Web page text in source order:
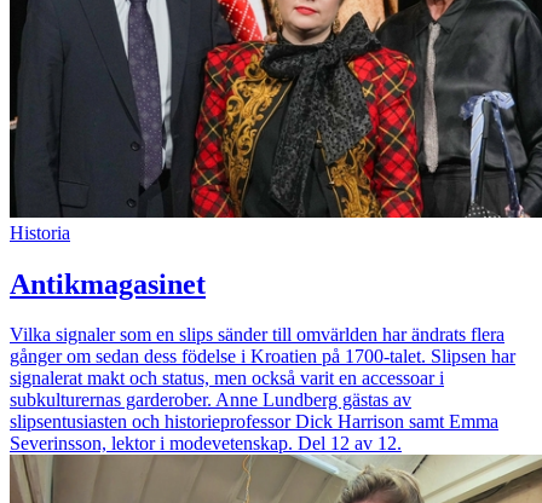
Historia
Antikmagasinet
Vilka signaler som en slips sänder till omvärlden har ändrats flera
gånger om sedan dess födelse i Kroatien på 1700-talet. Slipsen har
signalerat makt och status, men också varit en accessoar i
subkulturernas garderober. Anne Lundberg gästas av
slipsentusiasten och historieprofessor Dick Harrison samt Emma
Severinsson, lektor i modevetenskap. Del 12 av 12.